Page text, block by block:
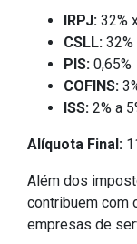
IRPJ: 32%
CSLL: 32%
PIS: 0,65%
COFINS:
ISS: 2% a
Alíquota Final:
Além dos
contribuem com
empresas de